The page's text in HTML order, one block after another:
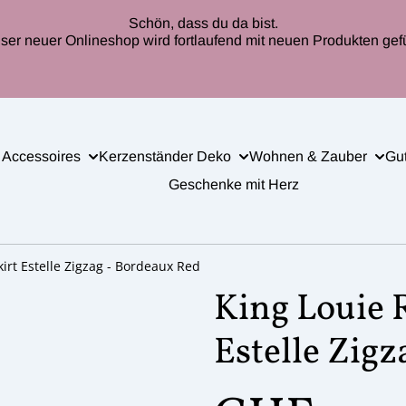
Schön, dass du da bist.
neuer Onlineshop wird fortlaufend mit neuen Produkten
Kerzenständer Deko Wohnen & Zauber
Geschenke mit Herz
Estelle Zigzag - Bordeaux Red
King Louie
Estelle